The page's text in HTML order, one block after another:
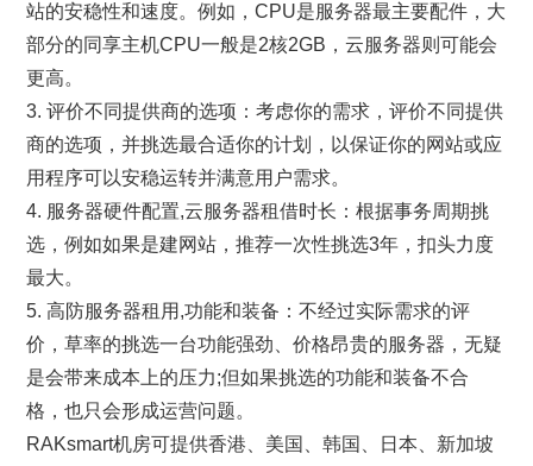
站的安稳性和速度。例如，CPU是服务器最主要配件，大
部分的同享主机CPU一般是2核2GB，云服务器则可能会
更高。
3. 评价不同提供商的选项：考虑你的需求，评价不同提供
商的选项，并挑选最合适你的计划，以保证你的网站或应
用程序可以安稳运转并满意用户需求。
4. 服务器硬件配置,云服务器租借时长：根据事务周期挑
选，例如如果是建网站，推荐一次性挑选3年，扣头力度
最大。
5. 高防服务器租用,功能和装备：不经过实际需求的评
价，草率的挑选一台功能强劲、价格昂贵的服务器，无疑
是会带来成本上的压力;但如果挑选的功能和装备不合
格，也只会形成运营问题。
RAKsmart机房可提供香港、美国、韩国、日本、新加坡